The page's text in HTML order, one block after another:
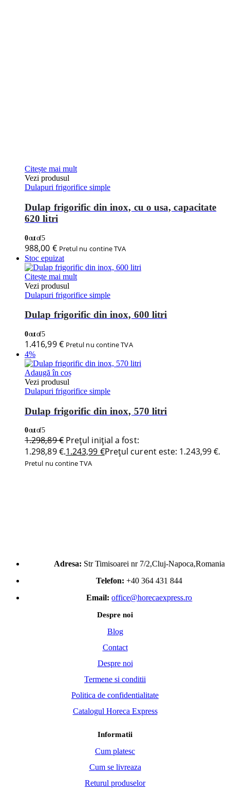
Citește mai mult
Vezi produsul
Dulapuri frigorifice simple
Dulap frigorific din inox, cu o usa, capacitate
620 litri
0out of 5
988,00 € Pretul nu contine TVA
Stoc epuizat
Citește mai mult
Vezi produsul
Dulapuri frigorifice simple
Dulap frigorific din inox, 600 litri
0out of 5
1.416,99€ Pretul nu contine TVA
4%
Adaugă în coș
Vezi produsul
Dulapuri frigorifice simple
Dulap frigorific din inox, 570 litri
0out of 5
1.298,89€ Prețul inițial a fost:
1.298,89 €.1.243,99 €Prețul curent este: 1.243,99 €.
Pretul nu contine TVA
Adresa: Str Timisoarei nr 7/2,Cluj-Napoca,Romania
Telefon: +40 364 431 844
Email: office@horecaexpress.ro
Despre noi
Blog
Contact
Despre noi
Termene si conditii
Politica de confidentialitate
Catalogul Horeca Express
Informatii
Cum platesc
Cum se livreaza
Returul produselor